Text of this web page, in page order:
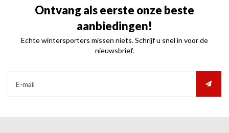
Ontvang als eerste onze beste
aanbiedingen!
Echte wintersporters missen niets. Schrijf u snel in voor de
nieuwsbrief.